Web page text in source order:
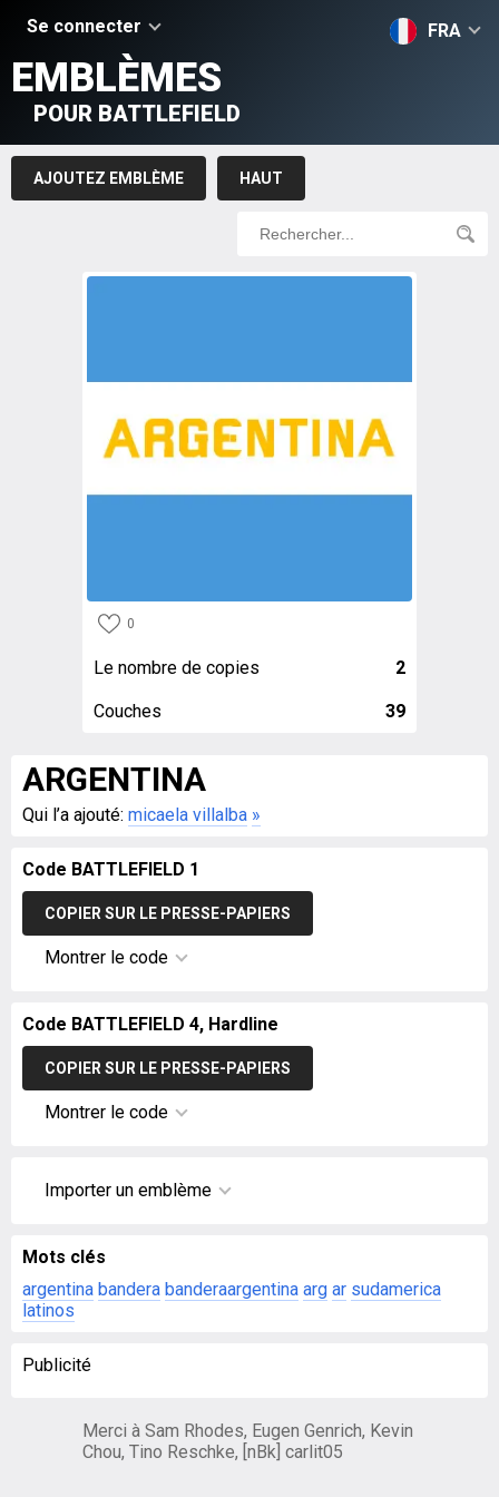
Se connecter FRA
EMBLÈMES
POUR BATTLEFIELD
AJOUTEZ EMBLÈME HAUT
0
Le nombre de copies 2
Couches 39
ARGENTINA
Qui l’a ajouté: micaela villalba »
Code BATTLEFIELD 1
COPIER SUR LE PRESSE-PAPIERS
Montrer le code
Code BATTLEFIELD 4, Hardline
COPIER SUR LE PRESSE-PAPIERS
Montrer le code
Importer un emblème
Mots clés
argentina bandera banderaargentina arg ar sudamerica
latinos
Publicité
Merci à Sam Rhodes, Eugen Genrich, Kevin
Chou, Tino Reschke, [nBk] carlit05